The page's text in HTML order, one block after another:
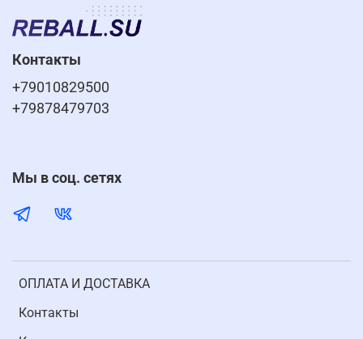
ОПЛАТА И ДОСТАВКА
Контакты
Контакты
+79010829500
+79878479703
Мы в соц. сетях